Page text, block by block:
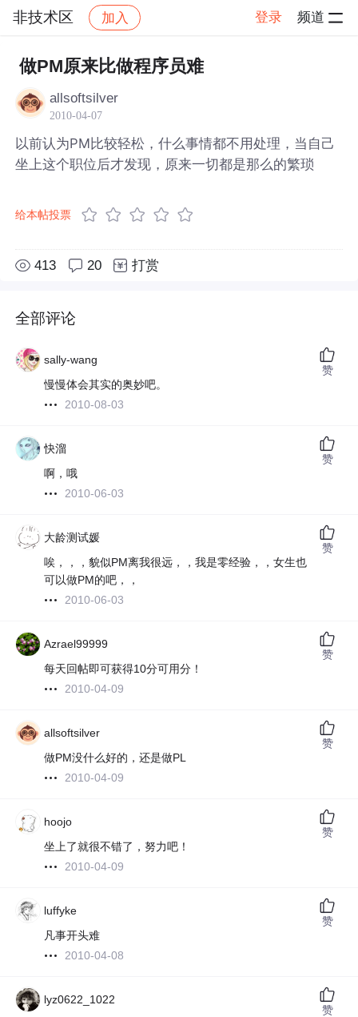
非技术区 加入 登录 频道
社区 非技术区 帖子详情
做PM原来比做程序员难
allsoftsilver
2010-04-07
以前认为PM比较轻松，什么事情都不用处理，当自己
坐上这个职位后才发现，原来一切都是那么的繁琐
给本帖投票
413 20 打赏
全部评论
sally-wang
慢慢体会其实的奥妙吧。
2010-08-03
赞
快溜
啊，哦
2010-06-03
赞
大龄测试媛
唉，，，貌似PM离我很远，，我是零经验，，女生也
可以做PM的吧，，
2010-06-03
赞
Azrael99999
每天回帖即可获得10分可用分！
2010-04-09
赞
allsoftsilver
做PM没什么好的，还是做PL
2010-04-09
赞
hoojo
坐上了就很不错了，努力吧！
2010-04-09
赞
luffyke
凡事开头难
2010-04-08
赞
lyz0622_1022
赞